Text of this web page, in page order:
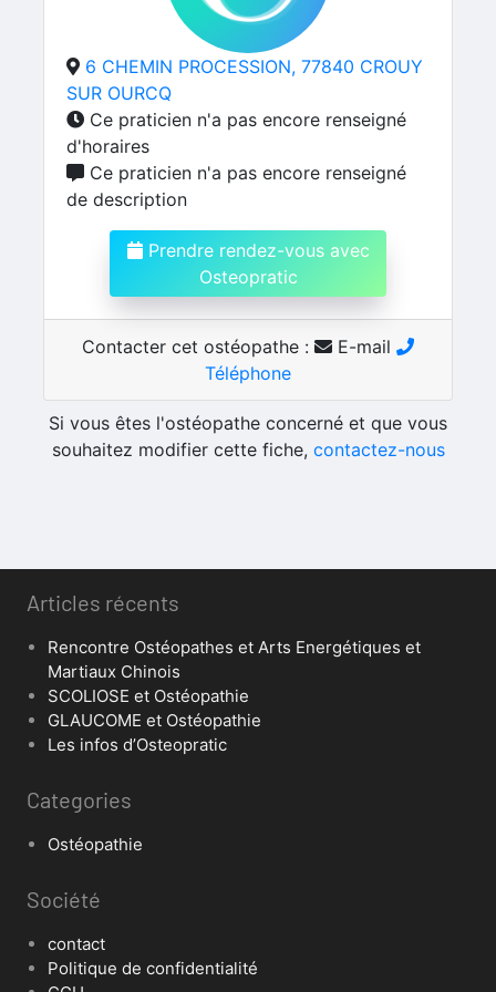
6 CHEMIN PROCESSION, 77840 CROUY
SUR OURCQ
Ce praticien n'a pas encore renseigné
d'horaires
Ce praticien n'a pas encore renseigné
de description
Prendre rendez-vous avec
Osteopratic
Contacter cet ostéopathe :
E-mail
Téléphone
Si vous êtes l'ostéopathe concerné et que vous
souhaitez modifier cette fiche, contactez-nous
Articles récents
Rencontre Ostéopathes et Arts Energétiques et
Martiaux Chinois
SCOLIOSE et Ostéopathie
GLAUCOME et Ostéopathie
Les infos d’Osteopratic
Categories
Ostéopathie
Société
contact
Politique de confidentialité